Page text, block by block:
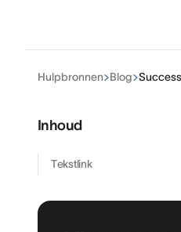
Hulpbronnen Blog
Inhoud
Tekstlink